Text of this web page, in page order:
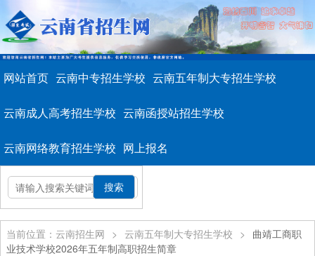
网站首页 云南中专招生学校 云南五年制大专招生学校
云南成人高考招生学校 云南函授站招生学校
云南网络教育招生学校 网上报名
当前位置：云南招生网 > 云南五年制大专招生学校 > 曲靖工商职
业技术学校2026年五年制高职招生简章